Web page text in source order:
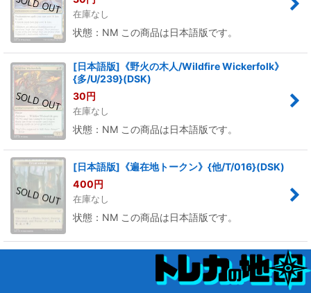
在庫なし
状態：NM この商品は日本語版です。
[日本語版]《野火の木人/Wildfire Wickerfolk》
{多/U/239}(DSK)
30円
在庫なし
状態：NM この商品は日本語版です。
[日本語版]《遍在地トークン》{他/T/016}(DSK)
400円
在庫なし
状態：NM この商品は日本語版です。